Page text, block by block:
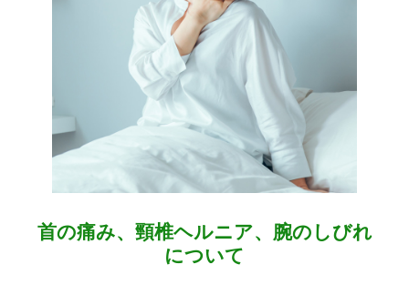
首の痛み、頸椎ヘルニア、腕のしびれ
について